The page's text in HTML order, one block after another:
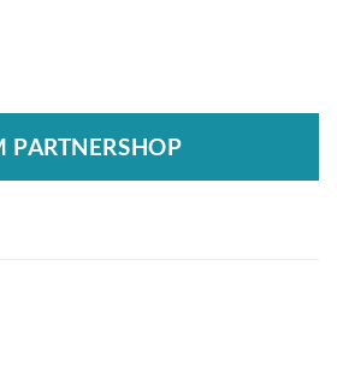
PARTNERSHOP